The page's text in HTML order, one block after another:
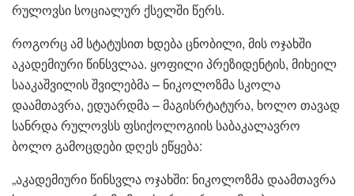
რულოვსი სოციალურ ქსელში წერს.
როგორც ამ სტატუსით ხდება ცნობილი, მის ოჯახში
აკადემიური წინსვლაა. ყოფილი პრეზიდენტის, მიხეილ
სააკაშვილის შვილებმა – ნიკოლოზმა სკოლა
დაამთავრა, ედუარდმა – მაგისრტატურა, ხოლო თავად
სანრდა რულოვსს ფსიქოლოგიის საბაკალავრო
ბოლო გამოცდები დღეს ეწყება:
„აკადემიური წინსვლა ოჯახში: ნიკოლოზმა დაამთავრა